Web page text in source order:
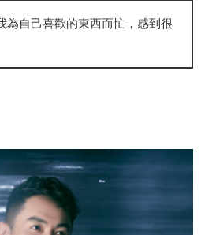
為自己喜歡的東西而忙，感到很